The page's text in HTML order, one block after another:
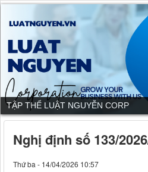
TẬP THỂ LUẬT NGUYỄN CORP
Nghị định số 133/
Thứ ba - 14/04/2026 10:57